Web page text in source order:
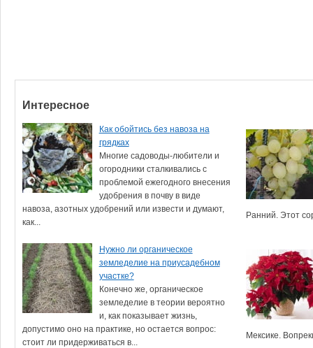
Интересное
Как обойтись без навоза на
грядках
Многие садоводы-любители и
огородники сталкивались с
проблемой ежегодного внесения
удобрения в почву в виде
навоза, азотных удобрений или извести и думают,
как...
Ранний. Этот
Нужно ли органическое
земледелие на приусадебном
участке?
Конечно же, органическое
земледелие в теории вероятно
и, как показывает жизнь,
допустимо оно на практике, но остается вопрос:
стоит ли придерживаться в...
Мексике.